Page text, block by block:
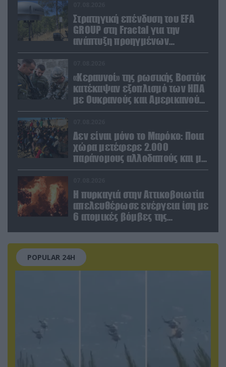
Στρατηγική επένδυση του EFA
GROUP στη Fractal για την
ανάπτυξη προηγμένων
αμυντικών τεχνολογιών σε
«Κεραυνοί» της ρωσικής Βοστόκ
κατέκαψαν εξοπλισμό των ΗΠΑ
με Ουκρανούς και Αμερικανούς
μισθοφόρους – Δείτε βίντεο
Δεν είναι μόνο το Μαρόκο: Ποια
χώρα μετέφερε 2.000
παράνομους αλλοδαπούς και με
ναρκωτικά στην Ισπανία
Η πυρκαγιά στην Αττικοβοιωτία
απελευθέρωσε ενέργεια ίση με
6 ατομικές βόμβες της
POPULAR 24H